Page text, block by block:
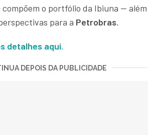
compõem o portfólio da Ibiuna — além
para a Petrobras.
detalhes aqui.
DEPOIS DA PUBLICIDADE